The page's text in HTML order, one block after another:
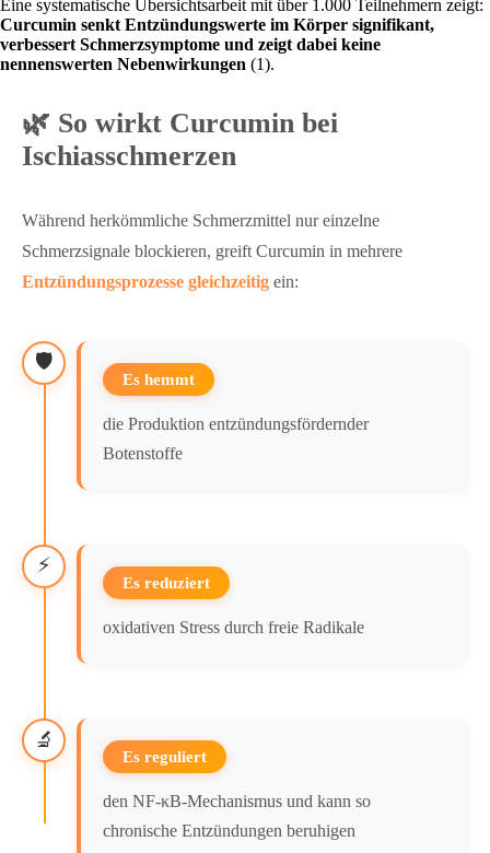
Eine systematische Übersichtsarbeit mit über 1.000 Teilnehmern zeigt:
Curcumin senkt Entzündungswerte im Körper signifikant,
verbessert Schmerzsymptome und zeigt dabei keine
nennenswerten Nebenwirkungen (1).
🌿 So wirkt Curcumin bei
Ischiasschmerzen
Während herkömmliche Schmerzmittel nur einzelne
Schmerzsignale blockieren, greift Curcumin in mehrere
Entzündungsprozesse gleichzeitig ein:
🛡️
Es hemmt
die Produktion entzündungsfördernder
Botenstoffe
⚡
Es reduziert
oxidativen Stress durch freie Radikale
🔬
Es reguliert
den NF-κB-Mechanismus und kann so
chronische Entzündungen beruhigen